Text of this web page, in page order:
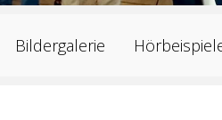
Bildergalerie